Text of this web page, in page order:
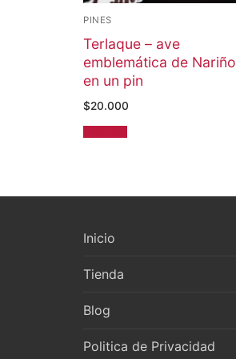
PINES
Terlaque – ave
emblemática de Nariño
en un pin
$20.000
Inicio
Tienda
Blog
Politica de Privacidad